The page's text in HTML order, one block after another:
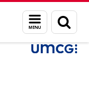
Menu
en
zoeken
Ury) Arifin